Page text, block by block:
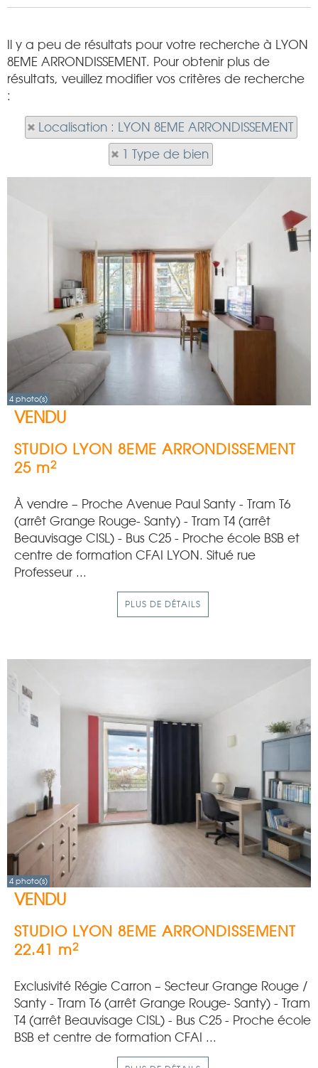
Il y a peu de résultats pour votre recherche à LYON
8EME ARRONDISSEMENT. Pour obtenir plus de
résultats, veuillez modifier vos critères de recherche
:
Localisation : LYON 8EME ARRONDISSEMENT
1 Type de bien
4 photo(s)
VENDU
STUDIO LYON 8EME ARRONDISSEMENT
25 m2
À vendre – Proche Avenue Paul Santy - Tram T6
(arrêt Grange Rouge- Santy) - Tram T4 (arrêt
Beauvisage CISL) - Bus C25 - Proche école BSB et
centre de formation CFAI LYON. Situé rue
Professeur ...
PLUS DE DÉTAILS
4 photo(s)
VENDU
STUDIO LYON 8EME ARRONDISSEMENT
22.41 m2
Exclusivité Régie Carron – Secteur Grange Rouge /
Santy - Tram T6 (arrêt Grange Rouge- Santy) - Tram
T4 (arrêt Beauvisage CISL) - Bus C25 - Proche école
BSB et centre de formation CFAI ...